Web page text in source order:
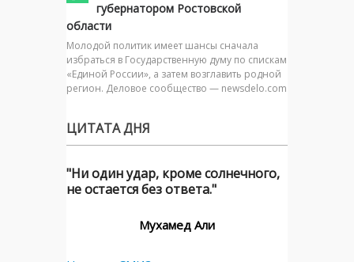
губернатором Ростовской
области
Молодой политик имеет шансы сначала
избраться в Государственную думу по спискам
«Единой России», а затем возглавить родной
регион. Деловое сообщество — newsdelo.com
ЦИТАТА ДНЯ
"Ни один удар, кроме солнечного,
не остается без ответа."
Мухамед Али